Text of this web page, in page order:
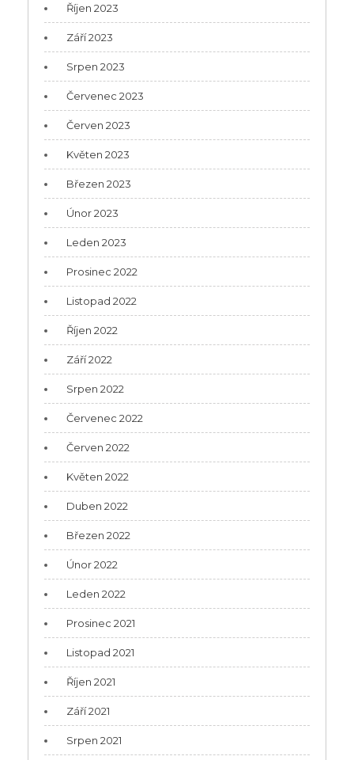
Říjen 2023
Září 2023
Srpen 2023
Červenec 2023
Červen 2023
Květen 2023
Březen 2023
Únor 2023
Leden 2023
Prosinec 2022
Listopad 2022
Říjen 2022
Září 2022
Srpen 2022
Červenec 2022
Červen 2022
Květen 2022
Duben 2022
Březen 2022
Únor 2022
Leden 2022
Prosinec 2021
Listopad 2021
Říjen 2021
Září 2021
Srpen 2021